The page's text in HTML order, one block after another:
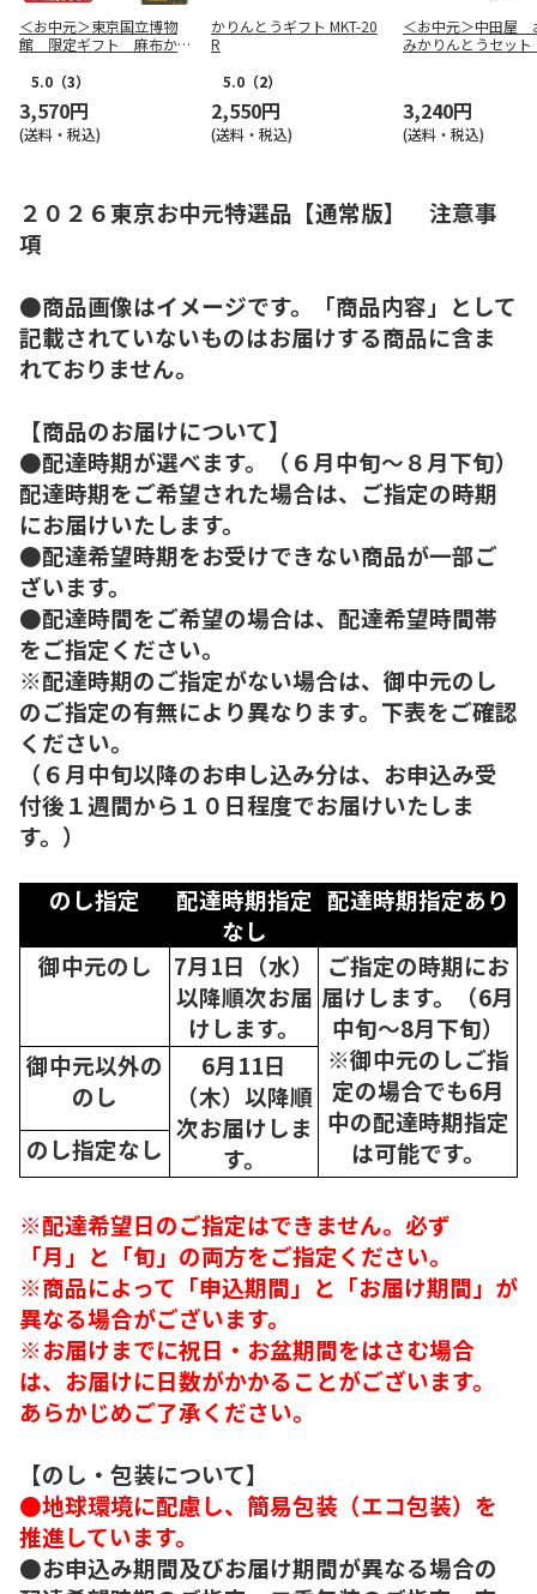
＜お中元＞東京国立博物
館 限定ギフト 麻布かり
かりんと詰合せ（東日本
5.0 （3）
3,570円
(送料・税込)
かりんとうギフト MKT-20
R
5.0 （2）
2,550円
(送料・税込)
＜お中元＞中田屋
みかりんとうセット
3,240円
(送料・税込)
２０２６東京お中元特選品【通常版】 注意事
項
●商品画像はイメージです。「商品内容」として
記載されていないものはお届けする商品に含ま
れておりません。
【商品のお届けについて】
●配達時期が選べます。（６月中旬～８月下旬）
配達時期をご希望された場合は、ご指定の時期
にお届けいたします。
●配達希望時期をお受けできない商品が一部ご
ざいます。
●配達時間をご希望の場合は、配達希望時間帯
をご指定ください。
※配達時期のご指定がない場合は、御中元のし
のご指定の有無により異なります。下表をご確認
ください。
（６月中旬以降のお申し込み分は、お申込み受
付後１週間から１０日程度でお届けいたしま
す。）
のし指定
配達時期指定
なし
配達時期指定あり
御中元のし
7月1日（水）
以降順次お届
けします。
ご指定の時期にお
届けします。（6月
中旬～8月下旬）
※御中元のしご指
定の場合でも6月
中の配達時期指定
は可能です。
御中元以外の
のし
6月11日
（木）以降順
次お届けしま
す。
のし指定なし
※配達希望日のご指定はできません。必ず
「月」と「旬」の両方をご指定ください。
※商品によって「申込期間」と「お届け期間」が
異なる場合がございます。
※お届けまでに祝日・お盆期間をはさむ場合
は、お届けに日数がかかることがございます。
あらかじめご了承ください。
【のし・包装について】
●地球環境に配慮し、簡易包装（エコ包装）を
推進しています。
●お申込み期間及びお届け期間が異なる場合の